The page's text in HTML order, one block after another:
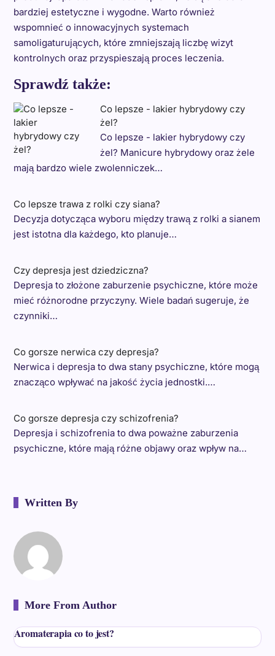
bardziej estetyczne i wygodne. Warto również
wspomnieć o innowacyjnych systemach
samoligaturujących, które zmniejszają liczbę wizyt
kontrolnych oraz przyspieszają proces leczenia.
Sprawdź także:
Co lepsze - lakier hybrydowy czy
żel?
Co lepsze - lakier hybrydowy czy
żel? Manicure hybrydowy oraz żele
mają bardzo wiele zwolenniczek…
Co lepsze trawa z rolki czy siana?
Decyzja dotycząca wyboru między trawą z rolki a sianem
jest istotna dla każdego, kto planuje…
Czy depresja jest dziedziczna?
Depresja to złożone zaburzenie psychiczne, które może
mieć różnorodne przyczyny. Wiele badań sugeruje, że
czynniki…
Co gorsze nerwica czy depresja?
Nerwica i depresja to dwa stany psychiczne, które mogą
znacząco wpływać na jakość życia jednostki.…
Co gorsze depresja czy schizofrenia?
Depresja i schizofrenia to dwa poważne zaburzenia
psychiczne, które mają różne objawy oraz wpływ na…
Written By
More From Author
Aromaterapia co to jest?